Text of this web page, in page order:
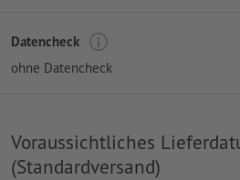
Datencheck
ohne Datencheck
Voraussichtliches
(Standardversand)